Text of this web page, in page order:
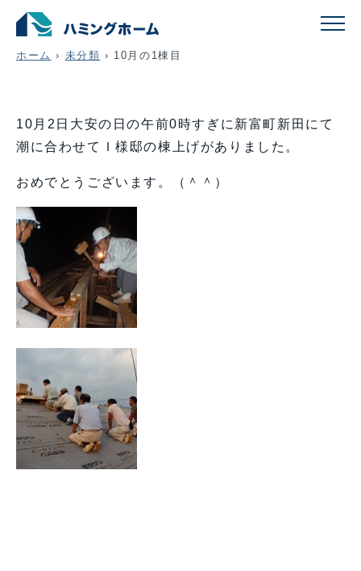
10月の1棟目
ホーム › 未分類 › 10月の1棟目
10月2日大安の日の午前0時すぎに新富町新田にて
潮に合わせてＩ様邸の棟上げがありました。
おめでとうございます。（＾＾）